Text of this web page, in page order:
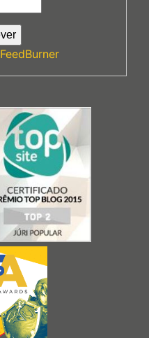
FeedBurner